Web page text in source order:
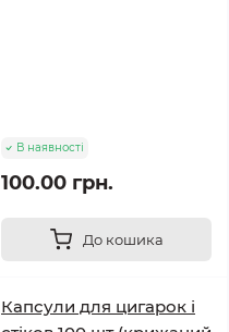
В наявності
100.00 грн.
До кошика
Капсули для цигарок і